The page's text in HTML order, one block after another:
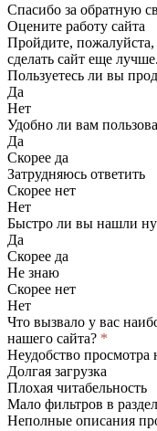
Спасибо за обратную
Оцените работу сайта
Пройдите,
сделать сайт еще лучше.
Пользуетесь ли вы
Да
Нет
Удобно ли вам
Да
Скорее да
Затрудняюсь ответить
Скорее нет
Нет
Быстро ли вы нашли
Да
Скорее да
Не знаю
Скорее нет
Нет
Что вызвало у вас
нашего сайта? *
Неудобство просмотра
Долгая загрузка
Плохая читабельность
Мало фильтров в
Неполные описания